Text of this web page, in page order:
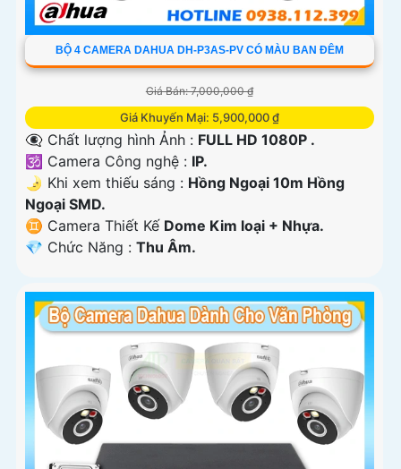
BỘ 4 CAMERA DAHUA DH-P3AS-PV CÓ MÀU BAN ĐÊM
Giá Bán: 7,000,000 ₫
Giá Khuyến Mại: 5,900,000 ₫
👁️‍🗨 Chất lượng hình Ảnh : FULL HD 1080P .
🕉️ Camera Công nghệ : IP.
🌛 Khi xem thiếu sáng : Hồng Ngoại 10m Hồng
Ngoại SMD.
♊ Camera Thiết Kế Dome Kim loại + Nhựa.
️💎 Chức Năng : Thu Âm.